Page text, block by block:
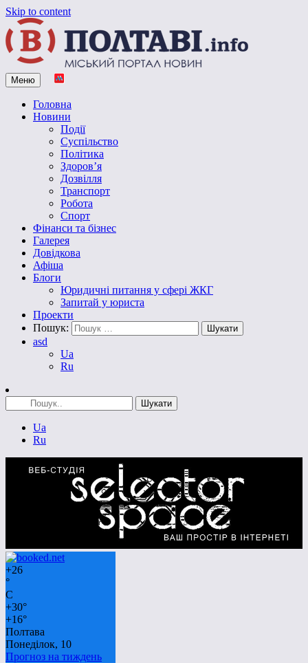
Skip to content
Vpoltave.info
Полтавський портал новин
Меню
Головна
Новини
Події
Суспільство
Політика
Здоров’я
Дозвілля
Транспорт
Робота
Спорт
Фінанси та бізнес
Галерея
Довідкова
Афіша
Блоги
Юридичні питання у сфері ЖКГ
Запитай у юриста
Проекти
Пошук:
asd
Ua
Ru
Ua
Ru
+26
°
C
+30°
+16°
Полтава
Понеділок, 10
Прогноз на тиждень